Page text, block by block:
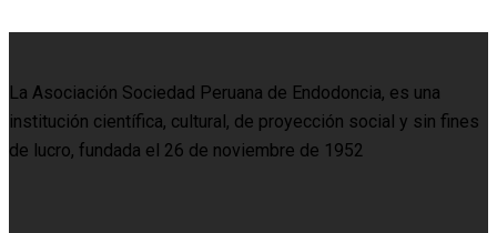
La Asociación Sociedad Peruana de Endodoncia, es una
institución científica, cultural, de proyección social y sin fines
de lucro, fundada el 26 de noviembre de 1952